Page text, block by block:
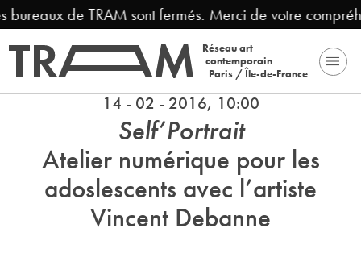
de TRAM sont fermés. Merci de votre
Réseau art
contemporain
Paris / Île-de-France
14 - 02 - 2016, 10:00
Self’Portrait
Atelier numérique pour les
adoslescents avec l’artiste
Vincent Debanne